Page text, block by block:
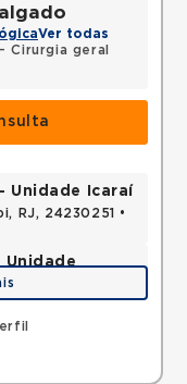
Ver todas
Cirurgia geral
Unidade Icaraí
RJ, 24230251 •
Unidade
Jardim Vinte
RJ,